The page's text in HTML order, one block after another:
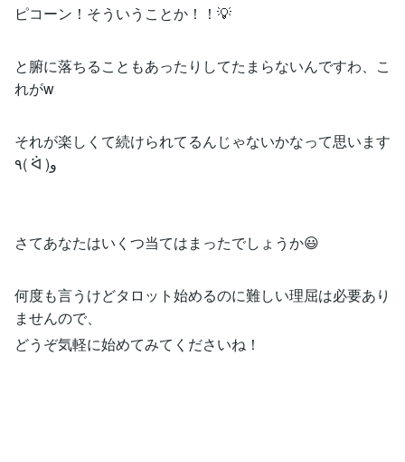
ピコーン！そういうことか！！💡
と腑に落ちることもあったりしてたまらないんですわ、こ
れがw
それが楽しくて続けられてるんじゃないかなって思います
٩( ᐛ )و
さてあなたはいくつ当てはまったでしょうか😃
何度も言うけどタロット始めるのに難しい理屈は必要あり
ませんので、
どうぞ気軽に始めてみてくださいね！